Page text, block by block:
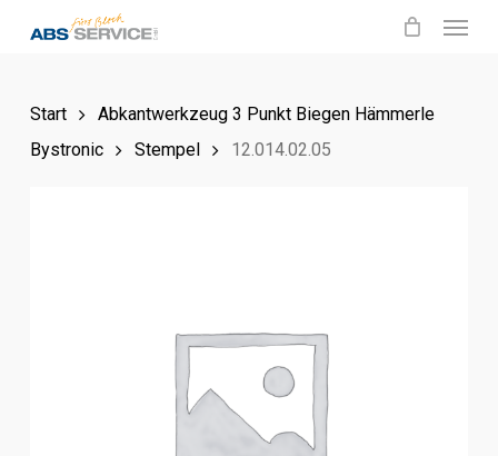
content
Start
Abkantwerkzeug 3 Punkt Biegen Hämmerle
Bystronic
Stempel 12.014.02.05